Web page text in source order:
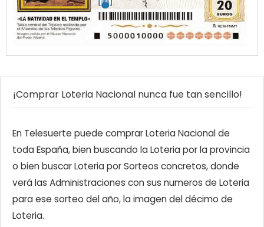
¡Comprar Loteria Nacional nunca fue tan sencillo!
En Telesuerte puede comprar Loteria Nacional de
toda España, bien buscando la Loteria por la provincia
o bien buscar Loteria por Sorteos concretos, donde
verá las Administraciones con sus numeros de Loteria
para ese sorteo del año, la imagen del décimo de
Loteria.